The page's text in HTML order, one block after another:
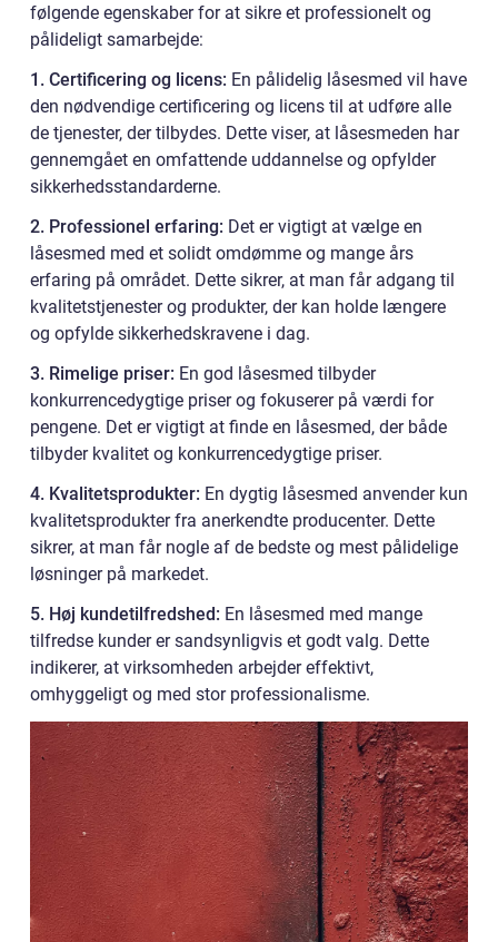
følgende egenskaber for at sikre et professionelt og
pålideligt samarbejde:
1. Certificering og licens: En pålidelig låsesmed vil have
den nødvendige certificering og licens til at udføre alle
de tjenester, der tilbydes. Dette viser, at låsesmeden har
gennemgået en omfattende uddannelse og opfylder
sikkerhedsstandarderne.
2. Professionel erfaring: Det er vigtigt at vælge en
låsesmed med et solidt omdømme og mange års
erfaring på området. Dette sikrer, at man får adgang til
kvalitetstjenester og produkter, der kan holde længere
og opfylde sikkerhedskravene i dag.
3. Rimelige priser: En god låsesmed tilbyder
konkurrencedygtige priser og fokuserer på værdi for
pengene. Det er vigtigt at finde en låsesmed, der både
tilbyder kvalitet og konkurrencedygtige priser.
4. Kvalitetsprodukter: En dygtig låsesmed anvender kun
kvalitetsprodukter fra anerkendte producenter. Dette
sikrer, at man får nogle af de bedste og mest pålidelige
løsninger på markedet.
5. Høj kundetilfredshed: En låsesmed med mange
tilfredse kunder er sandsynligvis et godt valg. Dette
indikerer, at virksomheden arbejder effektivt,
omhyggeligt og med stor professionalisme.